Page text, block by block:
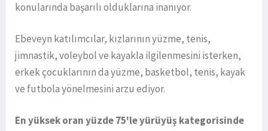
konularında başarılı olduklarına inanıyor.
Ebeveyn katılımcılar, kızlarının yüzme, tenis,
jimnastik, voleybol ve kayakla ilgilenmesini isterken,
erkek çocuklarının da yüzme, basketbol, tenis, kayak
ve futbola yönelmesini arzu ediyor.
En yüksek oran yüzde 75'le yürüyüş kategorisinde